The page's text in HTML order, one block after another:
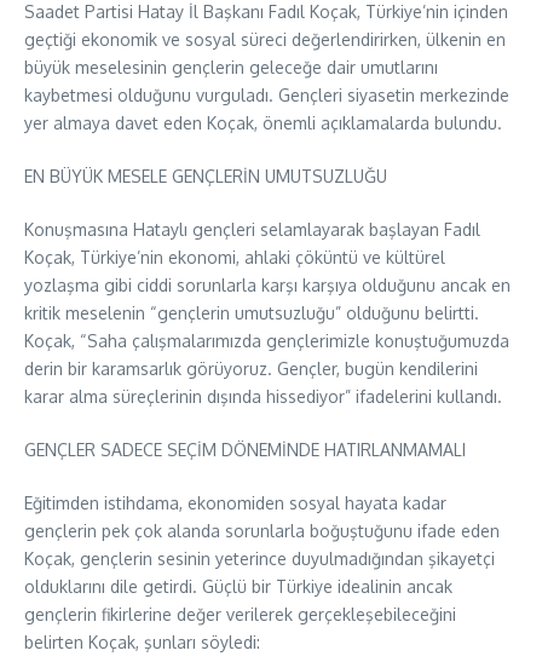
Saadet Partisi Hatay İl Başkanı Fadıl Koçak, Türkiye’nin içinden
geçtiği ekonomik ve sosyal süreci değerlendirirken, ülkenin en
büyük meselesinin gençlerin geleceğe dair umutlarını
kaybetmesi olduğunu vurguladı. Gençleri siyasetin merkezinde
yer almaya davet eden Koçak, önemli açıklamalarda bulundu.
EN BÜYÜK MESELE GENÇLERİN UMUTSUZLUĞU
Konuşmasına Hataylı gençleri selamlayarak başlayan Fadıl
Koçak, Türkiye’nin ekonomi, ahlaki çöküntü ve kültürel
yozlaşma gibi ciddi sorunlarla karşı karşıya olduğunu ancak en
kritik meselenin “gençlerin umutsuzluğu” olduğunu belirtti.
Koçak, “Saha çalışmalarımızda gençlerimizle konuştuğumuzda
derin bir karamsarlık görüyoruz. Gençler, bugün kendilerini
karar alma süreçlerinin dışında hissediyor” ifadelerini kullandı.
GENÇLER SADECE SEÇİM DÖNEMİNDE HATIRLANMAMALI
Eğitimden istihdama, ekonomiden sosyal hayata kadar
gençlerin pek çok alanda sorunlarla boğuştuğunu ifade eden
Koçak, gençlerin sesinin yeterince duyulmadığından şikayetçi
olduklarını dile getirdi. Güçlü bir Türkiye idealinin ancak
gençlerin fikirlerine değer verilerek gerçekleşebileceğini
belirten Koçak, şunları söyledi: